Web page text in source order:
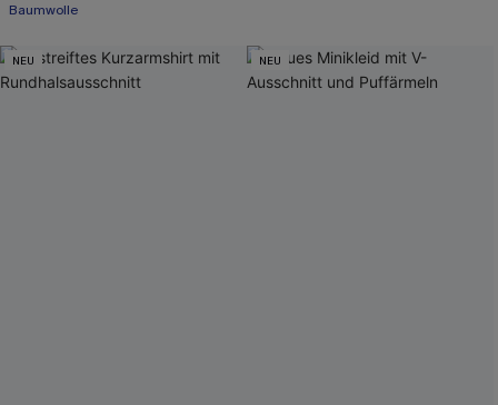
Baumwolle
NEU NEU